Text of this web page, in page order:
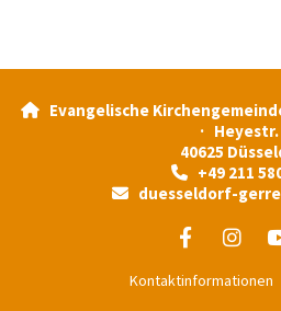

Evangelische
· Heyestr.
40625
+49 211
duesseldorf-
Kontaktinformationen